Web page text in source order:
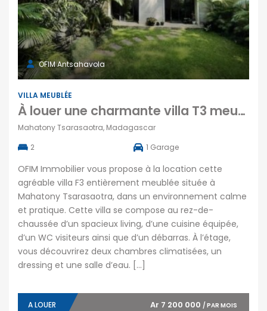
OFIM Antsahavola
VILLA MEUBLÉE
À louer une charmante villa T3 meublée avec garage située à Mahatony Tsarasaotra
Mahatony Tsarasaotra, Madagascar
2
1 Garage
OFIM Immobilier vous propose à la location cette
agréable villa F3 entièrement meublée située à
Mahatony Tsarasaotra, dans un environnement calme
et pratique. Cette villa se compose au rez-de-
chaussée d’un spacieux living, d’une cuisine équipée,
d’un WC visiteurs ainsi que d’un débarras. À l’étage,
vous découvrirez deux chambres climatisées, un
dressing et une salle d’eau. […]
A LOUER Ar 7 200 000 / PAR MOIS